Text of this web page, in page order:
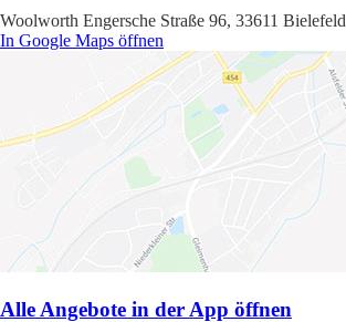
Woolworth Engersche Straße 96, 33611 Bielefeld
In Google Maps öffnen
Alle Angebote in der App öffnen